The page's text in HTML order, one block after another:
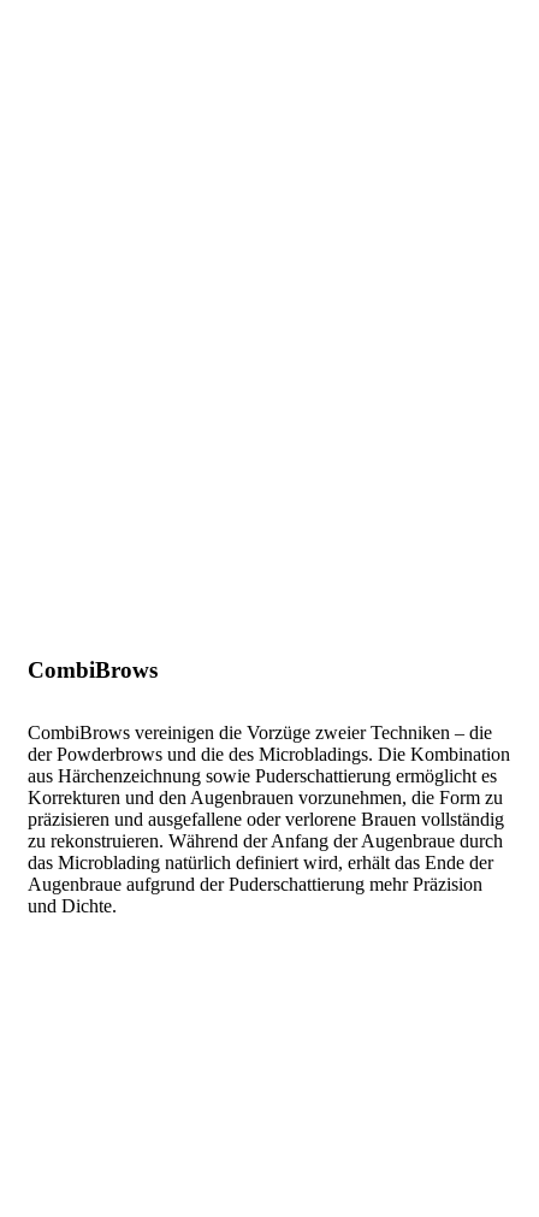
CombiBrows
CombiBrows vereinigen die Vorzüge zweier Techniken – die
der Powderbrows und die des Microbladings. Die Kombination
aus Härchenzeichnung sowie Puderschattierung ermöglicht es
Korrekturen und den Augenbrauen vorzunehmen, die Form zu
präzisieren und ausgefallene oder verlorene Brauen vollständig
zu rekonstruieren. Während der Anfang der Augenbraue durch
das Microblading natürlich definiert wird, erhält das Ende der
Augenbraue aufgrund der Puderschattierung mehr Präzision
und Dichte.